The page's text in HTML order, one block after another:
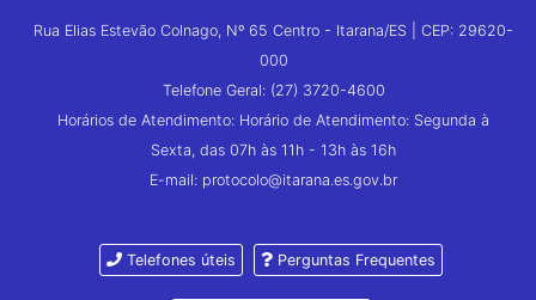
Rua Elias Estevão Colnago, Nº 65 Centro - Itarana/ES | CEP: 29620-
000
Telefone Geral: (27) 3720-4600
Horários de Atendimento: Horário de Atendimento: Segunda à
Sexta, das 07h às 11h - 13h às 16h
E-mail: protocolo@itarana.es.gov.br
Telefones úteis Perguntas Frequentes